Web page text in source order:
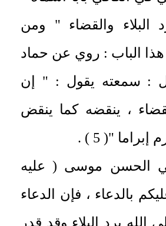
البلاء والقضاء " ومن
الباب : روي عن حماد
: سمعته يقول : " إن
، ينقضه كما ينقض
"( 5 ) .
الحسن موسى ( عليه
بالدعاء ، فإن الدعاء
الله يرد البلاء وقد قدر